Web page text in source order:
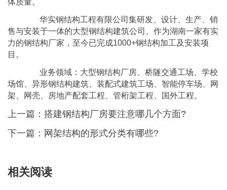
体质量。
华实钢结构工程有限公司集研发、设计、生产、销
售与安装于一体的大型钢结构建筑公司。作为湖南一家有实
力的钢结构厂家，至今已完成1000+钢结构加工及安装项
目。
业务领域：大型钢结构厂房、桥隧交通工场、学校
场馆、异形钢结构建筑、装配式建筑工场、智能停车场、网
架、网壳、房地产配套工程、管桁架工程、国外工程。
上一篇： 搭建钢结构厂房要注意哪几个方面?
下一篇： 网架结构的形式分类有哪些?
相关阅读